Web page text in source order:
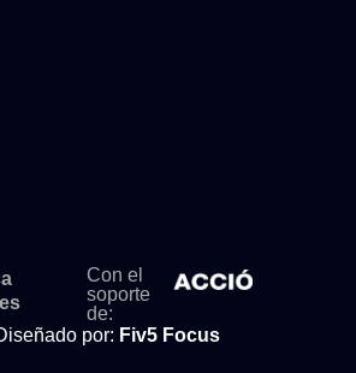
Con el
soporte
de:
por: Fiv5 Focus